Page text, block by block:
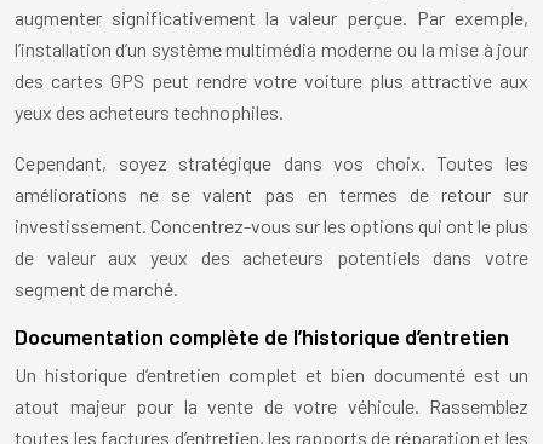
augmenter significativement la valeur perçue. Par exemple,
l’installation d’un système multimédia moderne ou la mise à jour
des cartes GPS peut rendre votre voiture plus attractive aux
yeux des acheteurs technophiles.
Cependant, soyez stratégique dans vos choix. Toutes les
améliorations ne se valent pas en termes de retour sur
investissement. Concentrez-vous sur les options qui ont le plus
de valeur aux yeux des acheteurs potentiels dans votre
segment de marché.
Documentation complète de l’historique d’entretien
Un historique d’entretien complet et bien documenté est un
atout majeur pour la vente de votre véhicule. Rassemblez
toutes les factures d’entretien, les rapports de réparation et les